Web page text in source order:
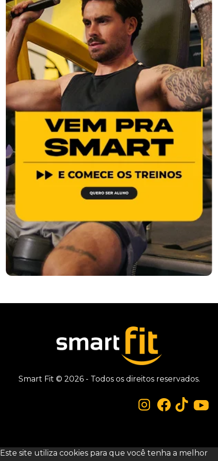
Smart Fit © 2026 - Todos os direitos reservados.
Este site utiliza cookies para que você tenha a melhor